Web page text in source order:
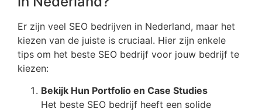
Er zijn veel SEO bedrijven in Nederland, maar het
kiezen van de juiste is cruciaal. Hier zijn enkele
tips om het beste SEO bedrijf voor jouw bedrijf te
kiezen:
Bekijk Hun Portfolio en Case Studies
Het beste SEO bedrijf heeft een solide